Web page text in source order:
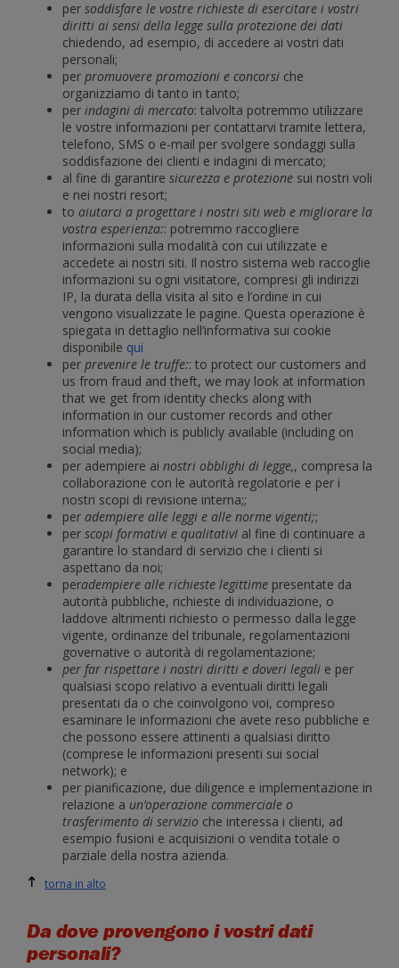
per soddisfare le vostre richieste di esercitare i vostri
diritti ai sensi della legge sulla protezione dei dati
chiedendo, ad esempio, di accedere ai vostri dati
personali;
per promuovere promozioni e concorsi che
organizziamo di tanto in tanto;
per indagini di mercato: talvolta potremmo utilizzare
le vostre informazioni per contattarvi tramite lettera,
telefono, SMS o e-mail per svolgere sondaggi sulla
soddisfazione dei clienti e indagini di mercato;
al fine di garantire sicurezza e protezione sui nostri voli
e nei nostri resort;
to aiutarci a progettare i nostri siti web e migliorare la
vostra esperienza:: potremmo raccogliere
informazioni sulla modalità con cui utilizzate e
accedete ai nostri siti. Il nostro sistema web raccoglie
informazioni su ogni visitatore, compresi gli indirizzi
IP, la durata della visita al sito e l’ordine in cui
vengono visualizzate le pagine. Questa operazione è
spiegata in dettaglio nell’informativa sui cookie
disponibile qui
per prevenire le truffe:: to protect our customers and
us from fraud and theft, we may look at information
that we get from identity checks along with
information in our customer records and other
information which is publicly available (including on
social media);
per adempiere ai nostri obblighi di legge,, compresa la
collaborazione con le autorità regolatorie e per i
nostri scopi di revisione interna;;
per adempiere alle leggi e alle norme vigenti;;
per scopi formativi e qualitativI al fine di continuare a
garantire lo standard di servizio che i clienti si
aspettano da noi;
peradempiere alle richieste legittime presentate da
autorità pubbliche, richieste di individuazione, o
laddove altrimenti richiesto o permesso dalla legge
vigente, ordinanze del tribunale, regolamentazioni
governative o autorità di regolamentazione;
per far rispettare i nostri diritti e doveri legali e per
qualsiasi scopo relativo a eventuali diritti legali
presentati da o che coinvolgono voi, compreso
esaminare le informazioni che avete reso pubbliche e
che possono essere attinenti a qualsiasi diritto
(comprese le informazioni presenti sui social
network); e
per pianificazione, due diligence e implementazione in
relazione a un’operazione commerciale o
trasferimento di servizio che interessa i clienti, ad
esempio fusioni e acquisizioni o vendita totale o
parziale della nostra azienda.
torna in alto
Da dove provengono i vostri dati
personali?